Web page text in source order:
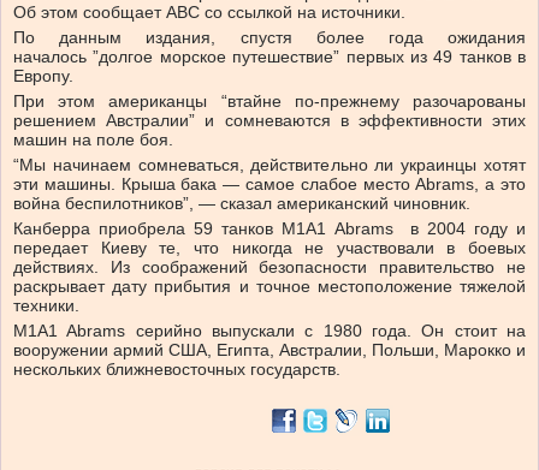
Об этом сообщает ABC со ссылкой на источники.
По данным издания, спустя более года ожидания
началось ”долгое морское путешествие” первых из 49 танков в
Европу.
При этом американцы “втайне по-прежнему разочарованы
решением Австралии” и сомневаются в эффективности этих
машин на поле боя.
“Мы начинаем сомневаться, действительно ли украинцы хотят
эти машины. Крыша бака — самое слабое место Abrams, а это
война беспилотников”, — сказал американский чиновник.
Канберра приобрела 59 танков M1A1 Abrams в 2004 году и
передает Киеву те, что никогда не участвовали в боевых
действиях. Из соображений безопасности правительство не
раскрывает дату прибытия и точное местоположение тяжелой
техники.
M1A1 Abrams серийно выпускали с 1980 года. Он стоит на
вооружении армий США, Египта, Австралии, Польши, Марокко и
нескольких ближневосточных государств.